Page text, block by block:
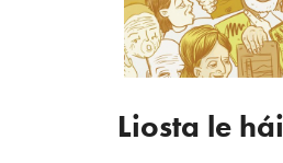
Liosta le